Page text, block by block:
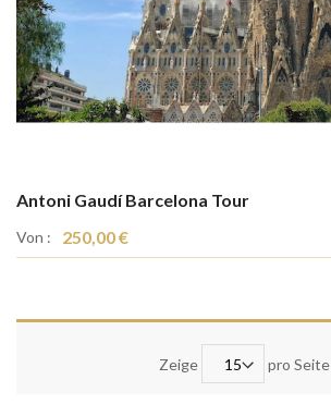
Antoni Gaudí Barcelona Tour
Von : 250,00 €
Zeige pro Seite